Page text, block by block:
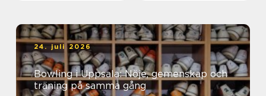
24. juli 2026
Bowling i Uppsala: Nöje, gemenskap och
träning på samma gång